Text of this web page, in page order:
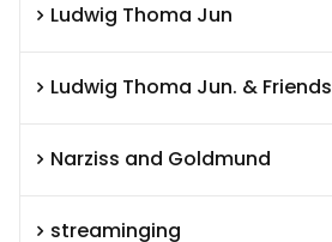
Ludwig Thoma Jun
Ludwig Thoma Jun. & Friends
Narziss and Goldmund
streaminging